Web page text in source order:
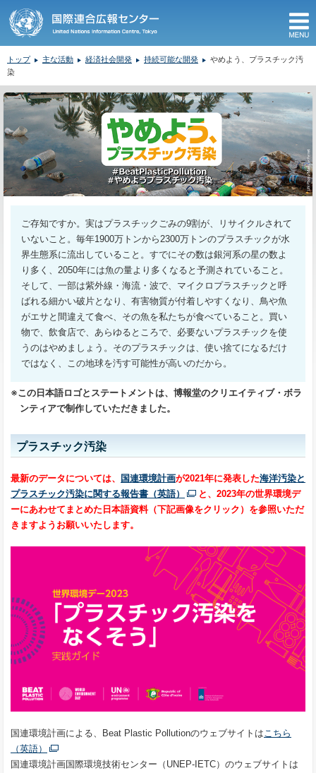
トップ 主な活動 経済社会開発 持続可能な開発
やめよう、プラスチック汚
染
ここから本文です。
ご存知ですか。実はプラスチックごみの9割が、リサイクルされて
いないこと。毎年1900万トンから2300万トンのプラスチックが水
界生態系に流出していること。すでにその数は銀河系の星の数よ
り多く、2050年には魚の量より多くなると予測されていること。
そして、一部は紫外線・海流・波で、マイクロプラスチックと呼
ばれる細かい破片となり、有害物質が付着しやすくなり、鳥や魚
がエサと間違えて食べ、その魚を私たちが食べていること。買い
物で、飲食店で、あらゆるところで、必要ないプラスチックを使
うのはやめましょう。そのプラスチックは、使い捨てになるだけ
ではなく、この地球を汚す可能性が高いのだから。
※この日本語ロゴとステートメントは、博報堂のクリエイティブ・ボラ
ンティアで制作していただきました。
プラスチック汚染
最新のデータについては、 国連環境計画が2021年に発表した海洋汚染と
プラスチック汚染に関する報告書（英語）
と、2023年の世界環境デ
ーにあわせてまとめた日本語資料（下記画像をクリック）を参照いただ
きますようお願いいたします。
国連環境計画による、Beat Plastic Pollutionのウェブサイトは こちら
（英語）
国連環境計画国際環境技術センター（UNEP-IETC）のウェブサイトは